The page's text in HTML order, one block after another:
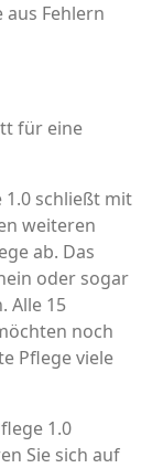
Fehlern
für eine
1.0 schließt mit
weiteren
ab. Das
oder sogar
Alle 15
noch
Pflege viele
1.0
Sie sich auf